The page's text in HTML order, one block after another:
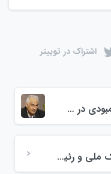
اشتراک در توییتر
رئیس اتحادیه بارفروشان: کمبودی در عرضه میوه‌های پاییز نداریم
جلسه با رئیس حوزه بانک ملی و رئیس بانک ملی شعبه احمدگوراب